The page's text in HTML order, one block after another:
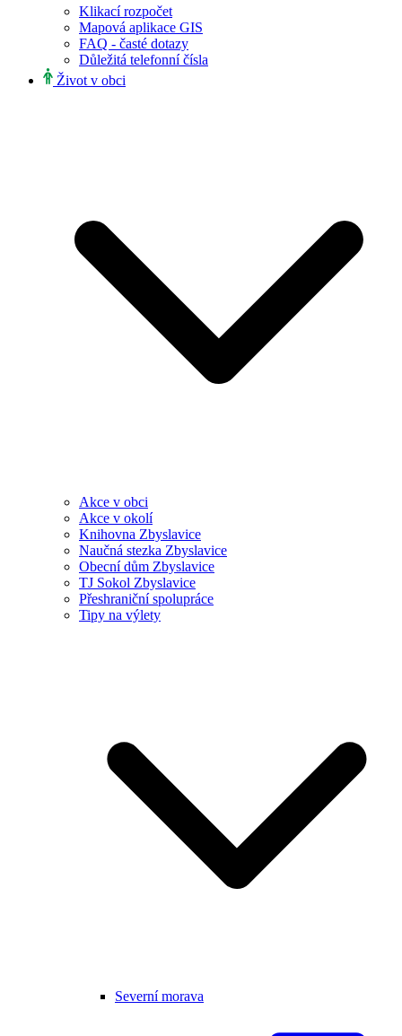
Klikací rozpočet
Mapová aplikace GIS
FAQ - časté dotazy
Důležitá telefonní čísla
Život v obci
Akce v obci
Akce v okolí
Knihovna Zbyslavice
Naučná stezka Zbyslavice
Obecní dům Zbyslavice
TJ Sokol Zbyslavice
Přeshraniční spolupráce
Tipy na výlety
Severní morava